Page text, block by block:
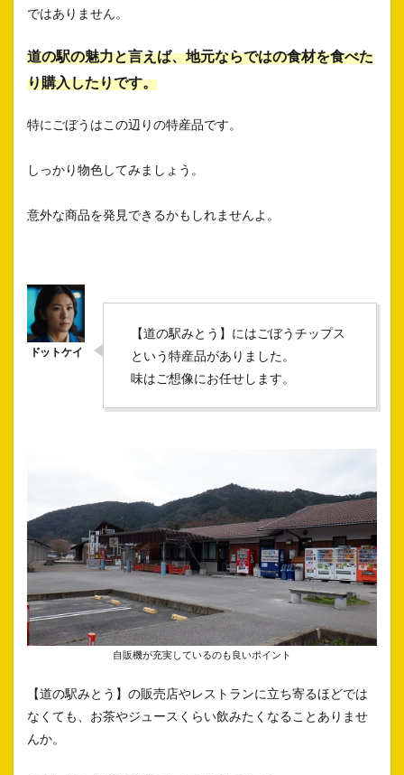
ではありません。
道の駅の魅力と言えば、地元ならではの食材を食べた
り購入したりです。
特にごぼうはこの辺りの特産品です。
しっかり物色してみましょう。
意外な商品を発見できるかもしれませんよ。
【道の駅みとう】にはごぼうチップス
という特産品がありました。
味はご想像にお任せします。
自販機が充実しているのも良いポイント
【道の駅みとう】の販売店やレストランに立ち寄るほどでは
なくても、お茶やジュースくらい飲みたくなることありませ
んか。